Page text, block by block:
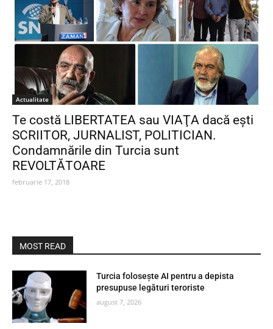
Actualitate
Te costă LIBERTATEA sau VIAŢA dacă eşti
SCRIITOR, JURNALIST, POLITICIAN.
Condamnările din Turcia sunt
REVOLTĂTOARE
februarie 17, 2018
MOST READ
Turcia folosește AI pentru a depista
presupuse legături teroriste
august 7, 2026